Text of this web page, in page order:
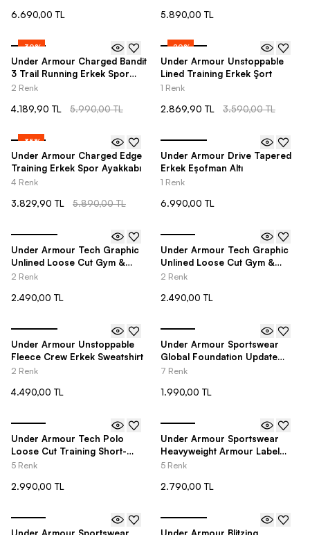
6.690,00 TL 5.890,00 TL
-30%
Under Armour Charged Bandit
3 Trail Running Erkek Spor
Ayakkabı
2 Renk
4.189,90 TL 5.990,00 TL
-20%
Under Armour Unstoppable
Lined Training Erkek Şort
1 Renk
2.869,90 TL 3.590,00 TL
-35%
Under Armour Charged Edge
Training Erkek Spor Ayakkabı
4 Renk
3.829,90 TL 5.890,00 TL
Under Armour Drive Tapered
Erkek Eşofman Altı
1 Renk
6.990,00 TL
Under Armour Tech Graphic
Unlined Loose Cut Gym &
Training Erkek Şort
2 Renk
2.490,00 TL
Under Armour Tech Graphic
Unlined Loose Cut Gym &
Training Erkek Şort
2 Renk
2.490,00 TL
Under Armour Unstoppable
Fleece Crew Erkek Sweatshirt
2 Renk
4.490,00 TL
Under Armour Sportswear
Global Foundation Update
Loose Cut Short-Sleeve Erkek
7 Renk
1.990,00 TL
Under Armour Tech Polo
Loose Cut Training Short-
Sleeve Erkek Tişört
5 Renk
2.990,00 TL
Under Armour Sportswear
Heavyweight Armour Label
Loose Cut Short-Sleeve Erkek
5 Renk
2.790,00 TL